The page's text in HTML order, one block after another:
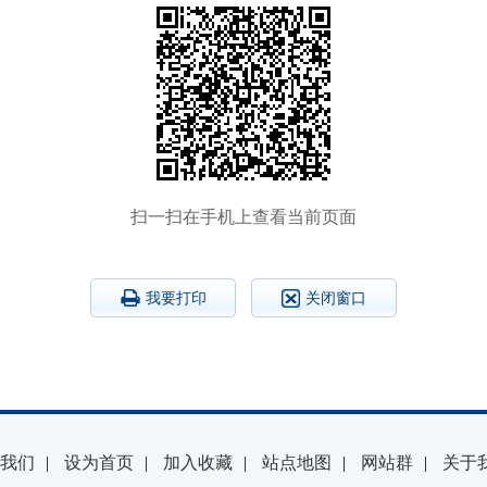
扫一扫在手机上查看当前页面
我要打印 关闭窗口
们 | 设为首页 | 加入收藏 | 站点地图 | 网站群 | 关于